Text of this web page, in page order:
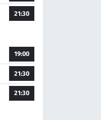
21:30
19:00
21:30
21:30